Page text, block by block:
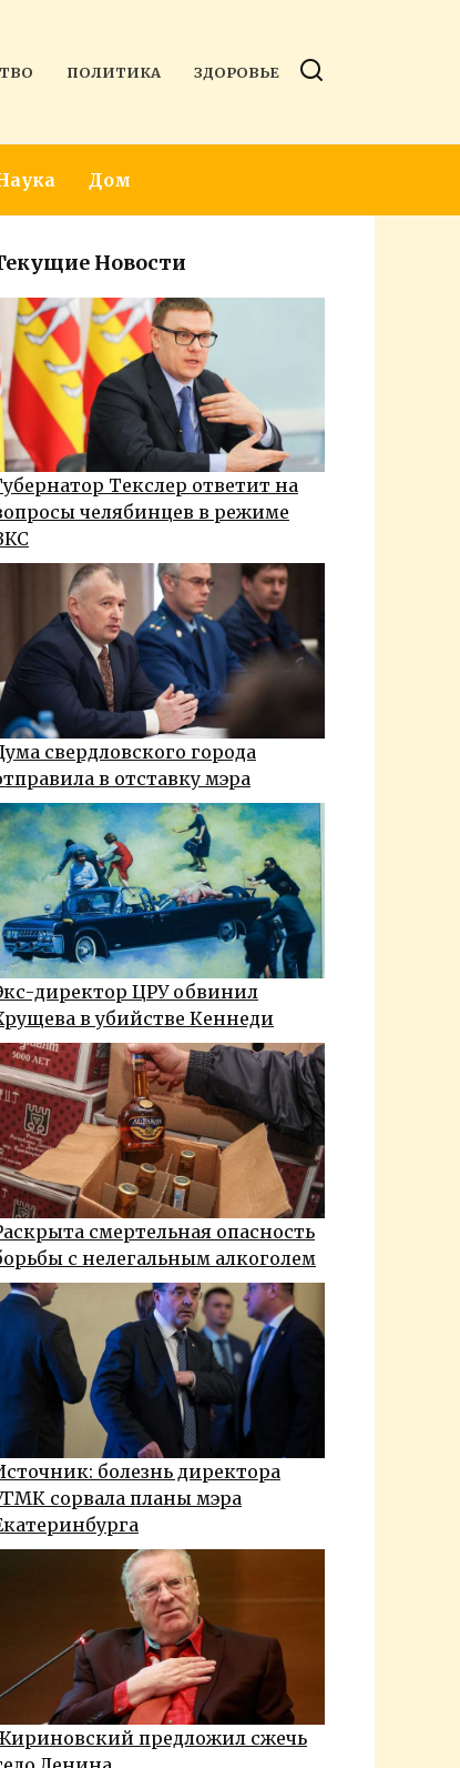
ПОЛИТИКА ЗДОРОВЬЕ
Дом
Новости
Текслер ответит на
челябинцев в режиме
свердловского города
в отставку мэра
директор ЦРУ обвинил
в убийстве Кеннеди
смертельная опасность
с нелегальным алкоголем
болезнь директора
сорвала планы мэра
предложил сжечь